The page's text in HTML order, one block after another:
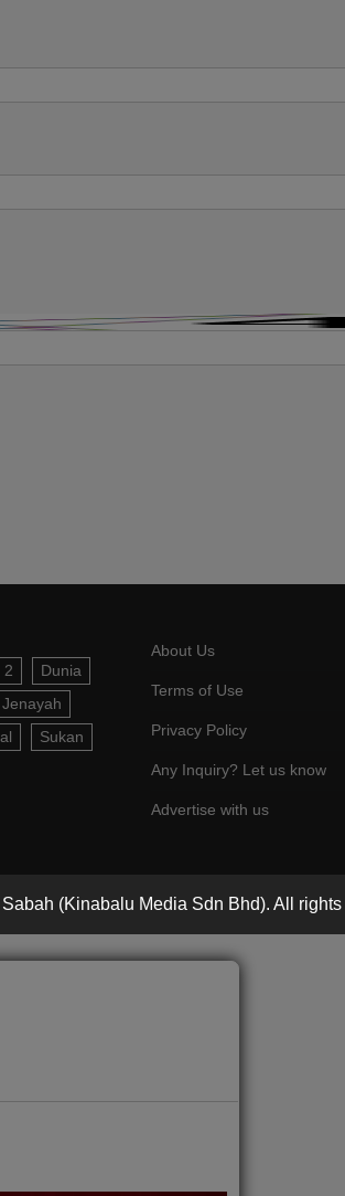
2
Dunia
Jenayah
Sukan
About Us
Terms of Use
Privacy Policy
Any Inquiry? Let us know
Advertise with us
(Kinabalu Media Sdn Bhd). All rights